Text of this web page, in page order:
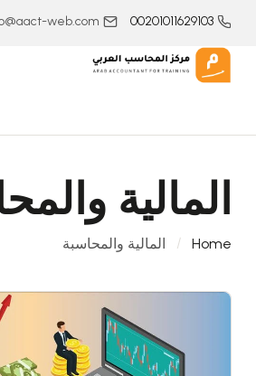
00201011629103
web.com
المالية
Home المالية والمحاسبة